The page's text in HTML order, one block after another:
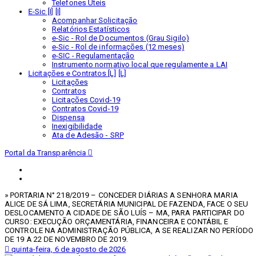
Telefones Úteis
E-Sic [I]
Acompanhar Solicitação
Relatórios Estatísticos
e-Sic - Rol de Documentos (Grau Sigilo)
e-Sic - Rol de informações (12 meses)
e-SIC - Regulamentação
Instrumento normativo local que regulamente a LAI
Licitações e Contratos [L]
Licitações
Contratos
Licitações Covid-19
Contratos Covid-19
Dispensa
Inexigibilidade
Ata de Adesão - SRP
Portal da Transparência
» PORTARIA N° 218/2019 – CONCEDER DIÁRIAS A SENHORA MARIA
ALICE DE SÁ LIMA, SECRETÁRIA MUNICIPAL DE FAZENDA, FACE O SEU
DESLOCAMENTO A CIDADE DE SÃO LUÍS – MA, PARA PARTICIPAR DO
CURSO: EXECUÇÃO ORÇAMENTÁRIA, FINANCEIRA E CONTÁBIL E
CONTROLE NA ADMINISTRAÇÃO PÚBLICA, A SE REALIZAR NO PERÍODO
DE 19 A 22 DE NOVEMBRO DE 2019.
quinta-feira, 6 de agosto de 2026